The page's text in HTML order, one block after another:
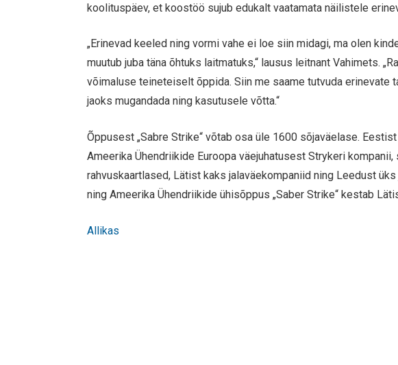
koolituspäev, et koostöö sujub edukalt vaatamata näilistele
„Erinevad keeled ning vormi vahe ei loe siin midagi, ma olen
muutub juba täna õhtuks laitmatuks,“ lausus leitnant Vahimets.
võimaluse teineteiselt õppida. Siin me saame tutvuda erinevate
jaoks mugandada ning kasutusele võtta.“
Õppusest „Sabre Strike“ võtab osa üle 1600 sõjaväelase.
Ameerika Ühendriikide Euroopa väejuhatusest Strykeri
rahvuskaartlased, Lätist kaks jalaväekompaniid ning Leedust
ning Ameerika Ühendriikide ühisõppus „Saber Strike“ kestab
Allikas